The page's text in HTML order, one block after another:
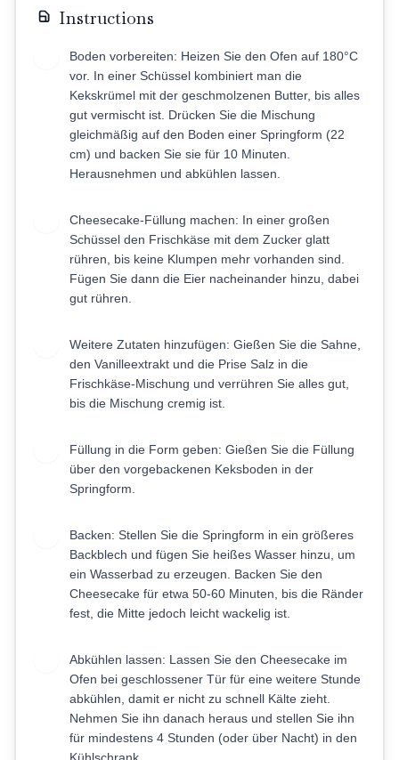
Instructions
Boden vorbereiten: Heizen Sie den Ofen auf 180°C
vor. In einer Schüssel kombiniert man die
Kekskrümel mit der geschmolzenen Butter, bis alles
gut vermischt ist. Drücken Sie die Mischung
gleichmäßig auf den Boden einer Springform (22
cm) und backen Sie sie für 10 Minuten.
Herausnehmen und abkühlen lassen.
Cheesecake-Füllung machen: In einer großen
Schüssel den Frischkäse mit dem Zucker glatt
rühren, bis keine Klumpen mehr vorhanden sind.
Fügen Sie dann die Eier nacheinander hinzu, dabei
gut rühren.
Weitere Zutaten hinzufügen: Gießen Sie die Sahne,
den Vanilleextrakt und die Prise Salz in die
Frischkäse-Mischung und verrühren Sie alles gut,
bis die Mischung cremig ist.
Füllung in die Form geben: Gießen Sie die Füllung
über den vorgebackenen Keksboden in der
Springform.
Backen: Stellen Sie die Springform in ein größeres
Backblech und fügen Sie heißes Wasser hinzu, um
ein Wasserbad zu erzeugen. Backen Sie den
Cheesecake für etwa 50-60 Minuten, bis die Ränder
fest, die Mitte jedoch leicht wackelig ist.
Abkühlen lassen: Lassen Sie den Cheesecake im
Ofen bei geschlossener Tür für eine weitere Stunde
abkühlen, damit er nicht zu schnell Kälte zieht.
Nehmen Sie ihn danach heraus und stellen Sie ihn
für mindestens 4 Stunden (oder über Nacht) in den